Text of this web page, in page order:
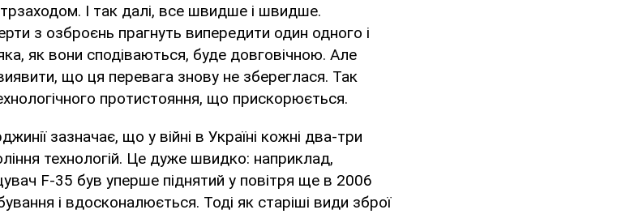
І так далі, все швидше і швидше.
з озброєнь прагнуть випередити один одного і
як вони сподіваються, буде довговічною. Але
що ця перевага знову не збереглася. Так
протистояння, що прискорюється.
зазначає, що у війні в Україні кожні два-три
технологій. Це дуже швидко: наприклад,
F-35 був уперше піднятий у повітря ще в 2006
і вдосконалюється. Тоді як старіші види зброї